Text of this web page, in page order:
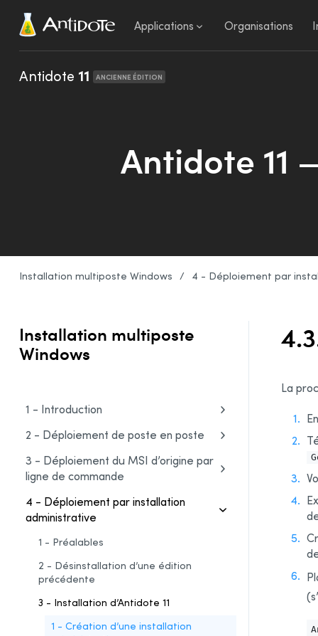
Antidote Applications Organisations
Antidote 11 ANCIENNE ÉDITION
Antidote 11
Installation multiposte Windows / 4 - Déploiement par
Installation multiposte
Windows
1 - Introduction
2 - Déploiement de poste en poste
3 - Déploiement du MSI d’origine par
ligne de commande
4 - Déploiement par installation
administrative
1 - Préalables
2 - Désinstallation d’une édition
précédente
3 - Installation d’Antidote 11
1 - Création d’une installation
La